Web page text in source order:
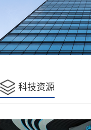
科技资源